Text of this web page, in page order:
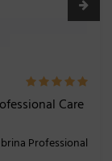
Care
Professional